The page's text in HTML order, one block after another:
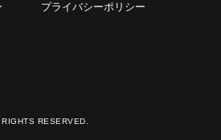
プライバシーポリシー
RESERVED.